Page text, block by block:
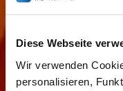
Diese Webseite
Wir verwenden
personalisieren,